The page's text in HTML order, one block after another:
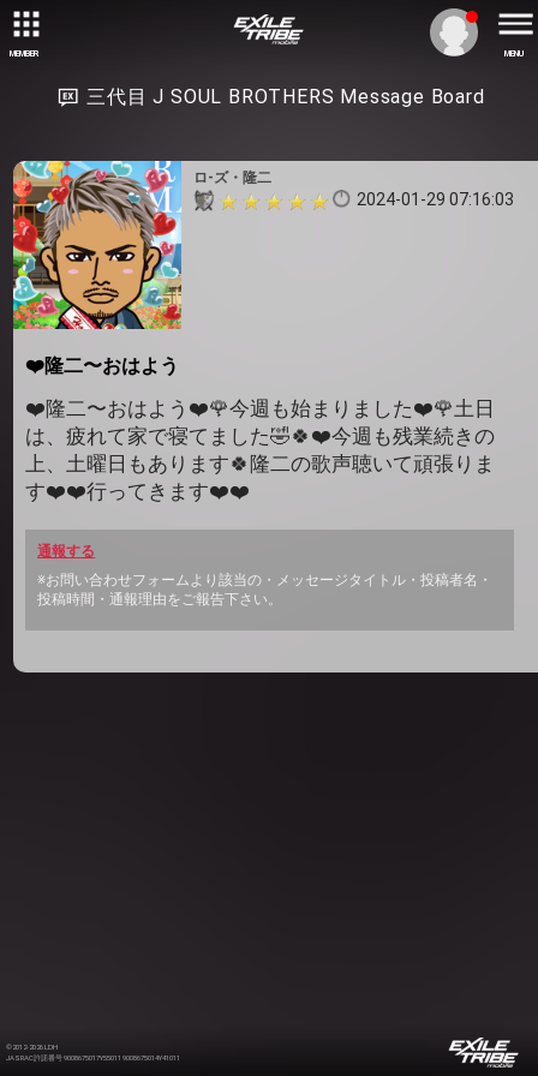
MEMBER MENU
三代目 J SOUL BROTHERS Message Board
ロ-ズ・隆二
2024-01-29 07:16:03
❤️隆二〜おはよう
❤️隆二〜おはよう❤️🌹今週も始まりました❤️🌹土日
は、疲れて家で寝てました🤣🍀❤️今週も残業続きの
上、土曜日もあります🍀隆二の歌声聴いて頑張りま
す❤️❤️行ってきます❤️❤️
通報する
※お問い合わせフォームより該当の・メッセージタイトル・投稿者名・
投稿時間・通報理由をご報告下さい。
©2012-2026 LDH
JASRAC許諾番号 9008675017Y55011 9008675014Y41011